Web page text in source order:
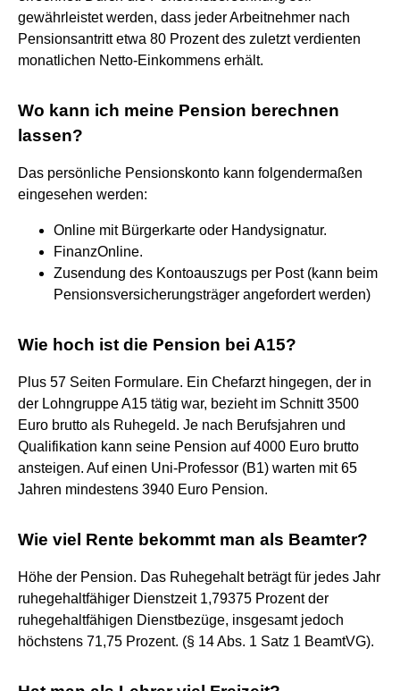
gewährleistet werden, dass jeder Arbeitnehmer nach
Pensionsantritt etwa 80 Prozent des zuletzt verdienten
monatlichen Netto-Einkommens erhält.
Wo kann ich meine Pension berechnen
lassen?
Das persönliche Pensionskonto kann folgendermaßen
eingesehen werden:
Online mit Bürgerkarte oder Handysignatur.
FinanzOnline.
Zusendung des Kontoauszugs per Post (kann beim
Pensionsversicherungsträger angefordert werden)
Wie hoch ist die Pension bei A15?
Plus 57 Seiten Formulare. Ein Chefarzt hingegen, der in
der Lohngruppe A15 tätig war, bezieht im Schnitt 3500
Euro brutto als Ruhegeld. Je nach Berufsjahren und
Qualifikation kann seine Pension auf 4000 Euro brutto
ansteigen. Auf einen Uni-Professor (B1) warten mit 65
Jahren mindestens 3940 Euro Pension.
Wie viel Rente bekommt man als Beamter?
Höhe der Pension. Das Ruhegehalt beträgt für jedes Jahr
ruhegehaltfähiger Dienstzeit 1,79375 Prozent der
ruhegehaltfähigen Dienstbezüge, insgesamt jedoch
höchstens 71,75 Prozent. (§ 14 Abs. 1 Satz 1 BeamtVG).